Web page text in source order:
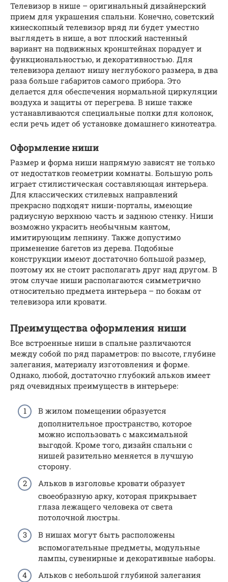
Телевизор в нише – оригинальный дизайнерский
прием для украшения спальни. Конечно, советский
кинескопный телевизор вряд ли будет уместно
выглядеть в нише, а вот плоский настенный
вариант на подвижных кронштейнах порадует и
функциональностью, и декоративностью. Для
телевизора делают нишу неглубокого размера, в два
раза больше габаритов самого прибора. Это
делается для обеспечения нормальной циркуляции
воздуха и защиты от перегрева. В нише также
устанавливаются специальные полки для колонок,
если речь идет об установке домашнего кинотеатра.
Оформление ниши
Размер и форма ниши напрямую зависят не только
от недостатков геометрии комнаты. Большую роль
играет стилистическая составляющая интерьера.
Для классических стилевых направлений
прекрасно подходят ниши-порталы, имеющие
радиусную верхнюю часть и заднюю стенку. Ниши
возможно украсить необычным кантом,
имитирующим лепнину. Также допустимо
применение багетов из дерева. Подобные
конструкции имеют достаточно большой размер,
поэтому их не стоит располагать друг над другом. В
этом случае ниши располагаются симметрично
относительно предмета интерьера – по бокам от
телевизора или кровати.
Преимущества оформления ниши
Все встроенные ниши в спальне различаются
между собой по ряд параметров: по высоте, глубине
залегания, материалу изготовления и форме.
Однако, любой, достаточно глубокий альков имеет
ряд очевидных преимуществ в интерьере:
В жилом помещении образуется
дополнительное пространство, которое
можно использовать с максимальной
выгодой. Кроме того, дизайн спальни с
нишей разительно меняется в лучшую
сторону.
Альков в изголовье кровати образует
своеобразную арку, которая прикрывает
глаза лежащего человека от света
потолочной люстры.
В нишах могут быть расположены
вспомогательные предметы, модульные
лампы, сувенирные и декоративные наборы.
Альков с небольшой глубиной залегания